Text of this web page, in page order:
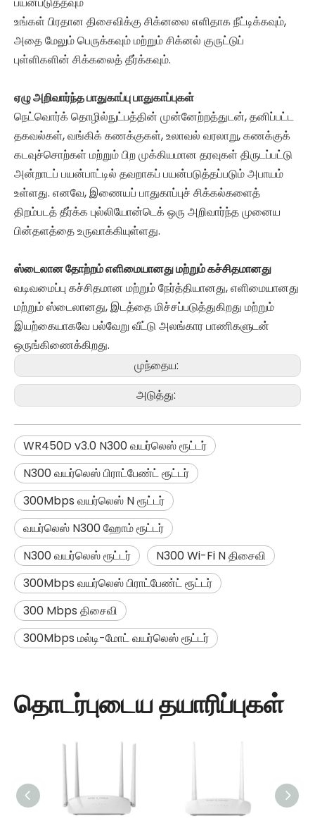
உங்கள் பிரதான திசைவிக்கு சிக்னலை எளிதாக நீட்டிக்கவும்,
அதை மேலும் பெருக்கவும் மற்றும் சிக்னல் குருட்டுப்
புள்ளிகளின் சிக்கலைத் தீர்க்கவும்.
ஏழு அறிவார்ந்த பாதுகாப்பு பாதுகாப்புகள்
நெட்வொர்க் தொழில்நுட்பத்தின் முன்னேற்றத்துடன், தனிப்பட்ட
தகவல்கள், வங்கிக் கணக்குகள், உலாவல் வரலாறு, கணக்குக்
கடவுச்சொற்கள் மற்றும் பிற முக்கியமான தரவுகள் திருடப்பட்டு
அன்றாடப் பயன்பாட்டில் தவறாகப் பயன்படுத்தப்படும் அபாயம்
உள்ளது. எனவே, இணையப் பாதுகாப்புச் சிக்கல்களைத்
திறம்படத் தீர்க்க புல்லியோன்டெக் ஒரு அறிவார்ந்த முனைய
பின்தளத்தை உருவாக்கியுள்ளது.
ஸ்டைலான தோற்றம் எளிமையானது மற்றும் கச்சிதமானது
வடிவமைப்பு கச்சிதமான மற்றும் நேர்த்தியானது, எளிமையானது
மற்றும் ஸ்டைலானது, இடத்தை மிச்சப்படுத்துகிறது மற்றும்
இயற்கையாகவே பல்வேறு வீட்டு அலங்கார பாணிகளுடன்
ஒருங்கிணைக்கிறது.
முந்தைய:
அடுத்து:
WR450D v3.0 N300 வயர்லெஸ் ரூட்டர்
N300 வயர்லெஸ் பிராட்பேண்ட் ரூட்டர்
300Mbps வயர்லெஸ் N ரூட்டர்
வயர்லெஸ் N300 ஹோம் ரூட்டர்
N300 வயர்லெஸ் ரூட்டர்
N300 Wi-Fi N திசைவி
300Mbps வயர்லெஸ் பிராட்பேண்ட் ரூட்டர்
300 Mbps திசைவி
300Mbps மல்டி-மோட் வயர்லெஸ் ரூட்டர்
தொடர்புடைய தயாரிப்புகள்